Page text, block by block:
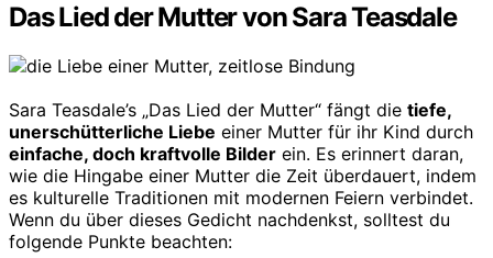
Das Lied der Mutter von Sara Teasdale
Sara Teasdale’s „Das Lied der Mutter“ fängt die tiefe,
unerschütterliche Liebe einer Mutter für ihr Kind durch
einfache, doch kraftvolle Bilder ein. Es erinnert daran,
wie die Hingabe einer Mutter die Zeit überdauert, indem
es kulturelle Traditionen mit modernen Feiern verbindet.
Wenn du über dieses Gedicht nachdenkst, solltest du
folgende Punkte beachten: